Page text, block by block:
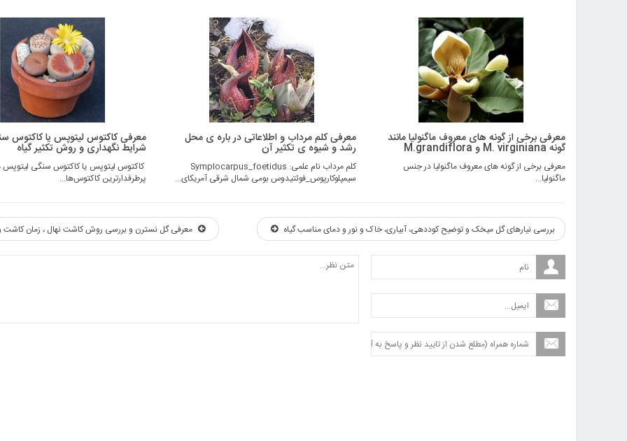
معرفی برخی از گونه های معروف ماگنولیا مانند
گونه M. virginiana و M.grandiflora
معرفی برخی از گونه های معروف ماگنولیا در جنس
ماگنولیا...
معرفی کلم مرداب و اطلاعاتی در باره ی محل
رشد و شیوه ی تکثیر آن
سیمپلوکارپوس_فوئتیدوس بومی شمال شرقی آمریکای...
معرفی کاکتوس لیتوپس یا کاکتوس
شرایط نگهداری و روش تکثیر گیاه
کاکتوس لیتوپس یا کاکتوس سنگی لیتوپس
پرطرفدارترین کاکتوس‌ها...
معرفی گل نسترن و بررسی روش کاشت نهال ، زمان کاشت و بررسی نیارهای گل میخک و توضیح کوددهی، آبیاری، خاک و نور و دمای مناسب گیاه